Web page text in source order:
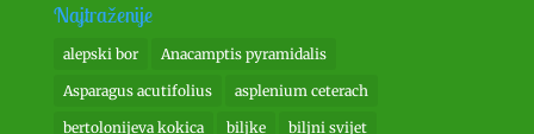
Najtraženije
alepski bor Anacamptis pyramidalis
Asparagus acutifolius asplenium ceterach
bertolonijeva kokica biljke biljni svijet